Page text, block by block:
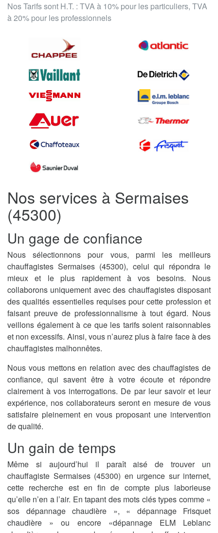
Nos Tarifs sont H.T. : TVA à 10% pour les particuliers, TVA
à 20% pour les professionnels
Nos services à Sermaises
(45300)
Un gage de confiance
Nous sélectionnons pour vous, parmi les meilleurs
chauffagistes Sermaises (45300), celui qui répondra le
mieux et le plus rapidement à vos besoins. Nous
collaborons uniquement avec des chauffagistes disposant
des qualités essentielles requises pour cette profession et
faisant preuve de professionnalisme à tout égard. Nous
veillons également à ce que les tarifs soient raisonnables
et non excessifs. Ainsi, vous n’aurez plus à faire face à des
chauffagistes malhonnêtes.
Nous vous mettons en relation avec des chauffagistes de
confiance, qui savent être à votre écoute et répondre
clairement à vos interrogations. De par leur savoir et leur
expérience, nos collaborateurs seront en mesure de vous
satisfaire pleinement en vous proposant une intervention
de qualité.
Un gain de temps
Même si aujourd’hui il paraît aisé de trouver un
chauffagiste Sermaises (45300) en urgence sur internet,
cette recherche est en fin de compte plus laborieuse
qu’elle n’en a l’air. En tapant des mots clés types comme «
sos dépannage chaudière », « dépannage Frisquet
chaudière » ou encore «dépannage ELM Leblanc